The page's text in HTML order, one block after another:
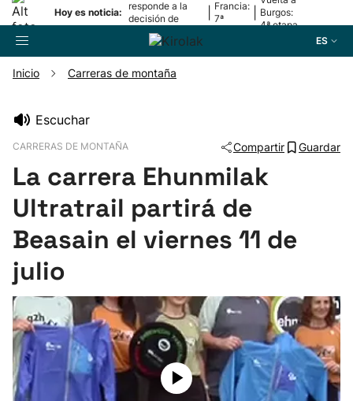
Hoy es noticia:
responde a la
decisión de
Oriamendi
Francia:
7ª
Burgos:
4ª etapa
ES
Pelota
Remo
Baloncesto
Ciclismo
Herri-kirolak
Inicio Carreras de montaña
Escuchar
CARRERAS DE MONTAÑA Compartir Guardar
La carrera Ehunmilak
Ultratrail partirá de
Beasain el viernes 11 de
julio